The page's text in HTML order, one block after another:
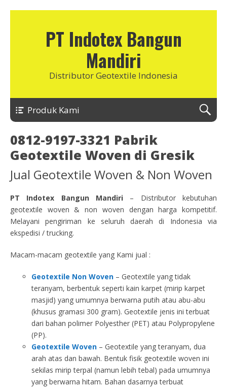
PT Indotex Bangun
Mandiri
Distributor Geotextile Indonesia
Produk Kami
0812-9197-3321 Pabrik
Geotextile Woven di Gresik
Jual Geotextile Woven & Non Woven
PT Indotex Bangun Mandiri – Distributor kebutuhan
geotextile woven & non woven dengan harga kompetitif.
Melayani pengiriman ke seluruh daerah di Indonesia via
ekspedisi / trucking.
Macam-macam geotextile yang Kami jual :
Geotextile Non Woven – Geotextile yang tidak
teranyam, berbentuk seperti kain karpet (mirip karpet
masjid) yang umumnya berwarna putih atau abu-abu
(khusus gramasi 300 gram). Geotextile jenis ini terbuat
dari bahan polimer Polyesther (PET) atau Polypropylene
(PP).
Geotextile Woven – Geotextile yang teranyam, dua
arah atas dan bawah. Bentuk fisik geotextile woven ini
sekilas mirip terpal (namun lebih tebal) pada umumnya
yang berwarna hitam. Bahan dasarnya terbuat